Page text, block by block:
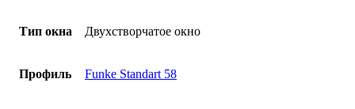
Тип окна Двухстворчатое окно
Профиль Funke Standart 58